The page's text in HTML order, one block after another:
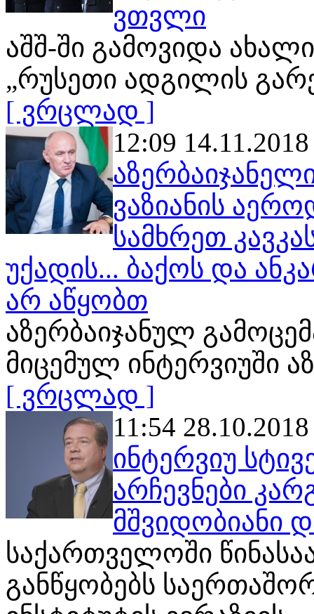
ვთვლი
აშშ-ში გამოვიდა
„რუსეთი ადგილის
[ ვრცლად ]
12:09 14.11.2018
ვაზიანის
სამხრეთ
უქადის... ბაქოს და
არ აწყობთ
აზერბაიჯანულ
მიცემულ ინტერვიუში
[ ვრცლად ]
11:54 28.10.2018
ინტერვიუ
არჩევნები
მშვიდობიანი
საქართველოში
განწყობებს